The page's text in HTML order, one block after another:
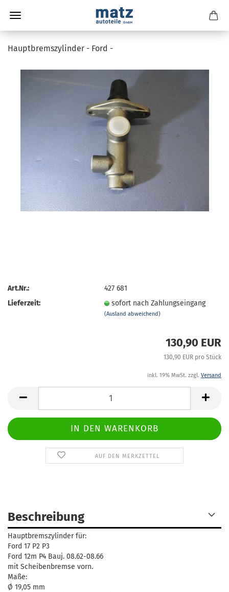
Hauptbremszylinder - Ford -
Art.Nr.:
427 681
Lieferzeit:
sofort nach Zahlungseingang
(Ausland abweichend)
130,90 EUR
130,90 EUR pro Stück
inkl. 19% MwSt. zzgl. Versand
AUF DEN MERKZETTEL
Beschreibung
Hauptbremszylinder für:
Ford 17 P2 P3
Ford 12m P4 Bauj. 08.62-08.66
mit Scheibenbremse vorn.
Maße:
Ø 19,05 mm